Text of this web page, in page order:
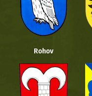
Rohov